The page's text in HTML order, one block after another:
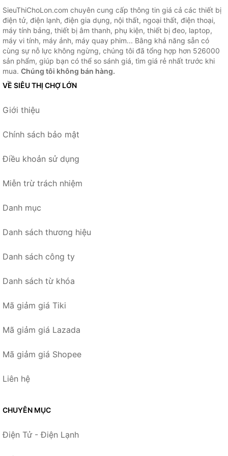
SieuThiChoLon.com chuyên cung cấp thông tin giá cả các thiết bị
điện tử, điện lạnh, điện gia dụng, nội thất, ngoại thất, điện thoại,
máy tính bảng, thiết bị âm thanh, phụ kiện, thiết bị đeo, laptop,
máy vi tính, máy ảnh, máy quay phim... Bằng khả năng sẵn có
cùng sự nỗ lực không ngừng, chúng tôi đã tổng hợp hơn 526000
sản phẩm, giúp bạn có thể so sánh giá, tìm giá rẻ nhất trước khi
mua. Chúng tôi không bán hàng.
VỀ SIÊU THỊ CHỢ LỚN
Giới thiệu
Chính sách bảo mật
Điều khoản sử dụng
Miễn trừ trách nhiệm
Danh mục
Danh sách thương hiệu
Danh sách công ty
Danh sách từ khóa
Mã giảm giá Tiki
Mã giảm giá Lazada
Mã giảm giá Shopee
Liên hệ
CHUYÊN MỤC
Điện Tử - Điện Lạnh